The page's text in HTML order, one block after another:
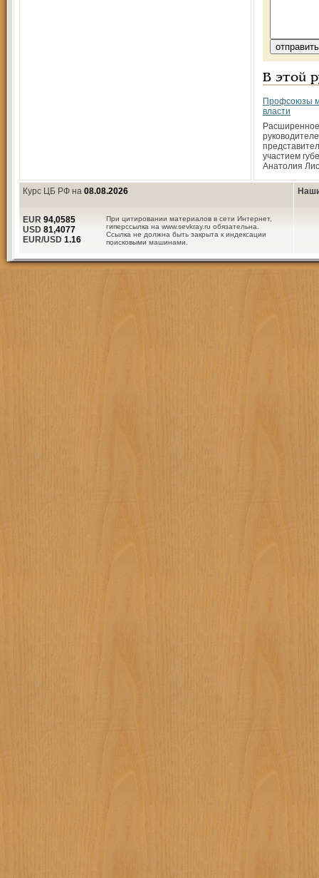
В этой
Профсоюзы
власти
участием
Анатолия
Курс ЦБ РФ на 08.08.2026
При цитировании материалов в сети Интернет,
гиперссылка на www.sevkray.ru обязательна.
Ссылка не должна быть закрыта к индексации
поисковыми машинами.
EUR 94,0585
USD 81,4077
EUR/USD 1.16